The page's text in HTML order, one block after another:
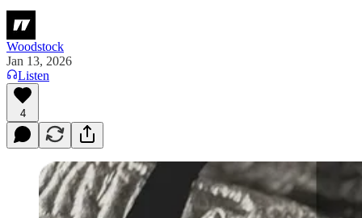
Woodstock
Jan 13, 2026
Listen
4